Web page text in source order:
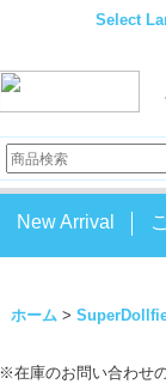
Select
New Arrival
ホーム >
※在庫のお問い合わせ